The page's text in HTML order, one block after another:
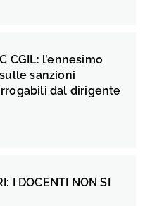
CGIL: l’ennesimo
sanzioni
dal dirigente
I DOCENTI NON SI